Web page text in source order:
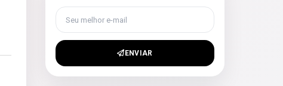
Seu melhor e-mail
ENVIAR